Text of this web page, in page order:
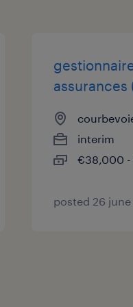
assurances
interim
€38,000 -
posted 26